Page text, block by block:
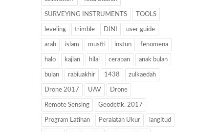
SURVEYING INSTRUMENTS TOOLS
leveling trimble DINI user guide
arah islam musfti instun fenomena
halo kajian hilal cerapan anak bulan
bulan rabiuakhir 1438 zulkaedah
Drone 2017 UAV Drone
Remote Sensing Geodetik. 2017
Program Latihan Peralatan Ukur langitud